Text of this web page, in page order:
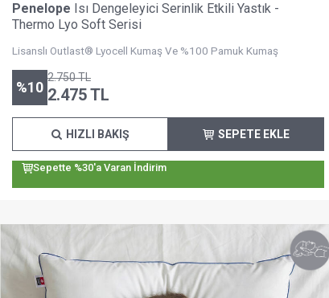
Penelope Isı Dengeleyici Serinlik Etkili Yastık -
Thermo Lyo Soft Serisi
Lisanslı Outlast® Lyocell Kumaş Ve %100 Pamuk Kumaş
%10
2.750TL
2.475TL
SEPETE EKLE
HIZLI BAKIŞ
Sepette %30'a Varan İndirim